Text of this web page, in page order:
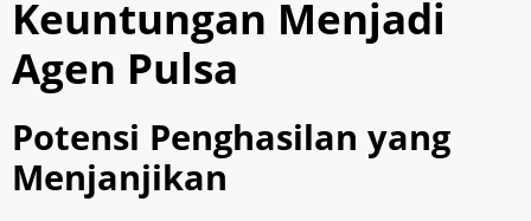
Keuntungan Menjadi
Agen Pulsa
Potensi Penghasilan yang
Menjanjikan